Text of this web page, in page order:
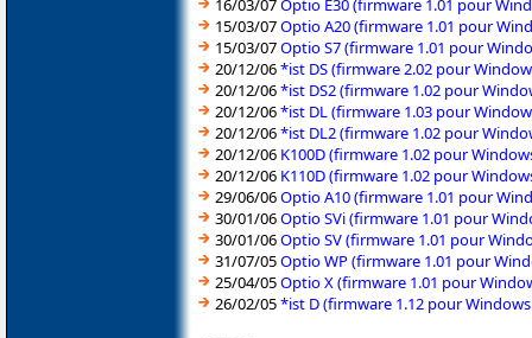
15/03/07Optio A20 (firmware 1.01 pour
15/03/07Optio S7 (firmware 1.01 pour
20/12/06*ist DS (firmware 2.02 pour
20/12/06*ist DS2 (firmware 1.02 pour
20/12/06*ist DL (firmware 1.03 pour
20/12/06*ist DL2 (firmware 1.02 pour
20/12/06 K100D (firmware 1.02 pour
20/12/06 K110D (firmware 1.02 pour
29/06/06Optio A10 (firmware 1.01 pour
30/01/06Optio SVi (firmware 1.01 pour
30/01/06Optio SV (firmware 1.01 pour
31/07/05Optio WP (firmware 1.01 pour
25/04/05Optio X (firmware 1.01 pour
26/02/05*ist D (firmware 1.12 pour